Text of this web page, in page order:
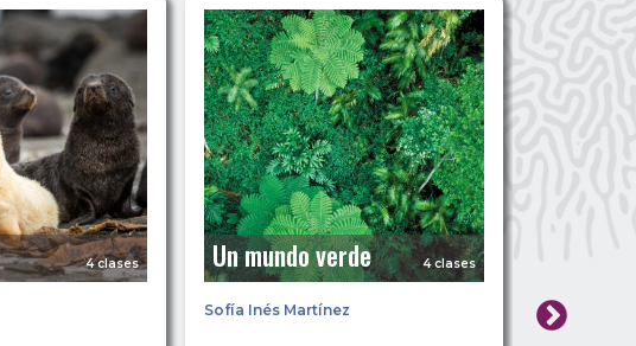
4 clases Un mundo verde 4 clases
Sofía Inés Martínez Sofía Inés